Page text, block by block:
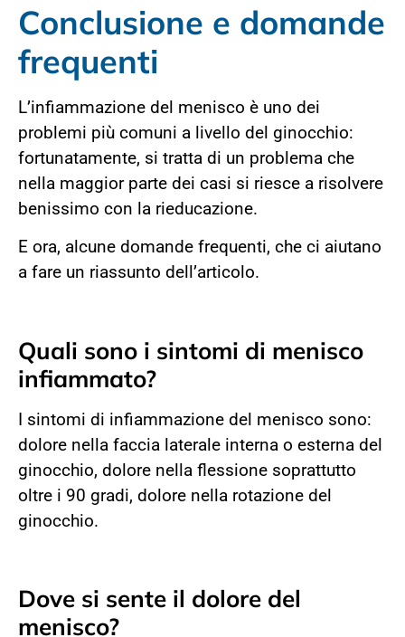
Conclusione e domande
frequenti
L’infiammazione del menisco è uno dei
problemi più comuni a livello del ginocchio:
fortunatamente, si tratta di un problema che
nella maggior parte dei casi si riesce a risolvere
benissimo con la rieducazione.
E ora, alcune domande frequenti, che ci aiutano
a fare un riassunto dell’articolo.
Quali sono i sintomi di menisco
infiammato?
I sintomi di infiammazione del menisco sono:
dolore nella faccia laterale interna o esterna del
ginocchio, dolore nella flessione soprattutto
oltre i 90 gradi, dolore nella rotazione del
ginocchio.
Dove si sente il dolore del
menisco?